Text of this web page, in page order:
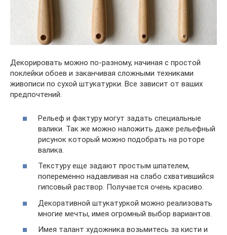
Декорировать можно по-разному, начиная с простой
поклейки обоев и заканчивая сложными техниками
живописи по сухой штукатурки. Все зависит от ваших
предпочтений.
Рельеф и фактуру могут задать специальные
валики. Так же можно наложить даже рельефный
рисунок который можно подобрать на роторе
валика.
Текстуру еще задают простым шпателем,
попеременно надавливая на слабо схватившийся
гипсовый раствор. Получается очень красиво.
Декоративной штукатуркой можно реализовать
многие мечты, имея огромный выбор вариантов.
Имея талант художника возьмитесь за кисти и